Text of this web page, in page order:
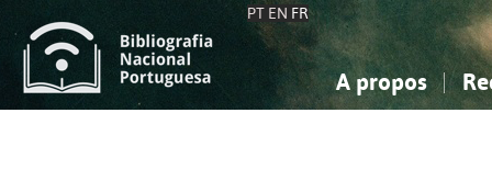
PT EN FR
A propos